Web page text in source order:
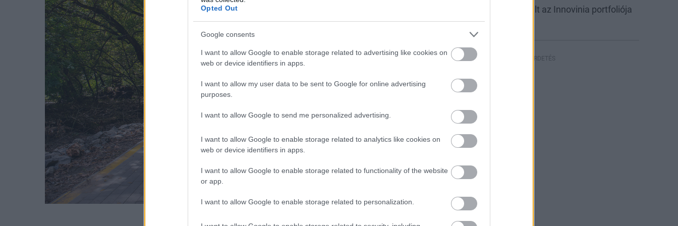
Opted Out
Google consents
I want to allow Google to enable storage related to advertising like cookies on
web or device identifiers in apps.
I want to allow my user data to be sent to Google for online advertising
purposes.
I want to allow Google to send me personalized advertising.
I want to allow Google to enable storage related to analytics like cookies on
web or device identifiers in apps.
I want to allow Google to enable storage related to functionality of the website
or app.
I want to allow Google to enable storage related to personalization.
Újabb csarnokkal bővült az Innovinia portfoliója
Nyíregyházán
HIRDETÉS